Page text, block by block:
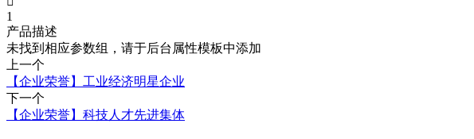
1
产品描述
未找到相应参数组，请于后台属性模板中添加
上一个
【企业荣誉】工业经济明星企业
下一个
【企业荣誉】科技人才先进集体